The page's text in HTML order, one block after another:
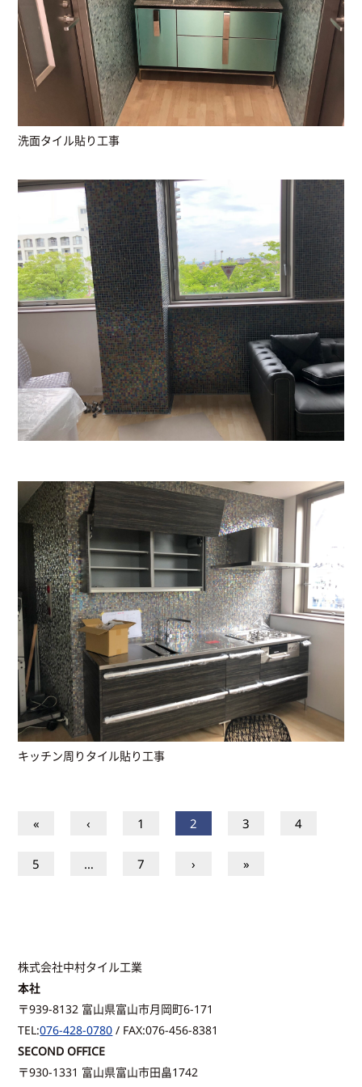
洗面タイル貼り工事
キッチン周りタイル貼り工事
« ‹ 1 2 3 4
5 … 7 › »
株式会社中村タイル工業
本社
〒939-8132 富山県富山市月岡町6-171
TEL:076-428-0780 / FAX:076-456-8381
SECOND OFFICE
〒930-1331 富山県富山市田畠1742